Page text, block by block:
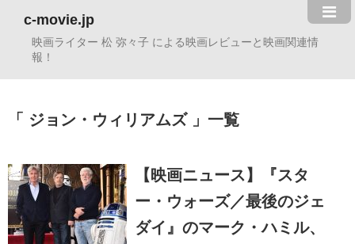
c-movie.jp
映画ライター 松 弥々子 による映画レビューと映画関連情
報！
ジョン・ウィリアムズ 一覧
【映画ニュース】『スタ
ー・ウォーズ／最後のジェ
ダイ』のマーク・ハミル、